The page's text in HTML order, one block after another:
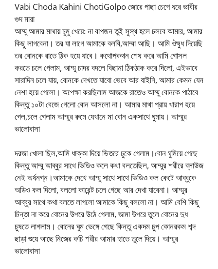
Vabi Choda Kahini ChotiGolpo জোরে পাছা চেপে ধরে ভাবীর
গুদ মারা
আম্মু আমার মাথায় চুমু খেয়ে: না বাপজন তুই সুস্থ হলে চলবে আমার, আমার
কিছু লাগবেনা। তর যা লাগে আমাকে বলবি,আম্মা আছি। আমি ঔষুধ দিয়েছি
তর বোনকে রাতে ঠিক হয়ে যাবে। কথোপকথন শেষ করে আমি গোসল
করতে চলে গেলাম, আম্মু চাদর বদলে বিছানা ঠিকঠাক করে দিলো, এইভাবে
সারাদিন চলে যায়, বোনকে দেখতে যাবো ভেবে আর যাইনি, আমার কেমন যেন
নেশা হয়ে গেলো। অপেক্ষা করছিলাম আজকে রাতেও আম্মু বোনকে পাঠাবে
কিন্তু ১০টা বেজে গেলো বোন আসলো না। আমার মাথা প্রায় খারাপ হয়ে
গেল,চলে গেলাম আম্মুর রুমে যেখানে মা বোন একসাথে ঘুমায়। ​​আম্মুর
ভালোবাসা
দরজা খোলা ছিল,আমি ধাক্কা দিয়ে ভিতরে ঢুকে গেলাম।বোন ঘুমিয়ে গেছে
কিন্তু আম্মু আব্বুর সাথে ভিডিও কলে কথা বলতেছিল, আম্মুর শরীরে ব্লাউজ
নেই অর্ধনগ্ন।আমাকে দেখে আম্মু সাথে সাথে ভিডিও কল কেটে আব্বুকে
অডিও কল দিলো, বললো কারেন্ট চলে গেছে আর দেখা যাবেনা। আম্মুর
আব্বুর সাথে কথা বলতে লাগলো আমাকে কিছু বললো না। আমি বেশি কিছু
চিন্তা না করে বোনের উপরে উঠে গেলাম, জামা উপরে তুলে বোনের দুধ
চুষতে লাগলাম। বোনের ঘুম ভেঙ্গে গেছে কিন্তু একদম চুপ কোনরকম শব্দ
ছাড়া শুয়ে আছে নিজের কচি শরীর আমার হাতে তুলে দিয়ে। ​​আম্মুর
ভালোবাসা